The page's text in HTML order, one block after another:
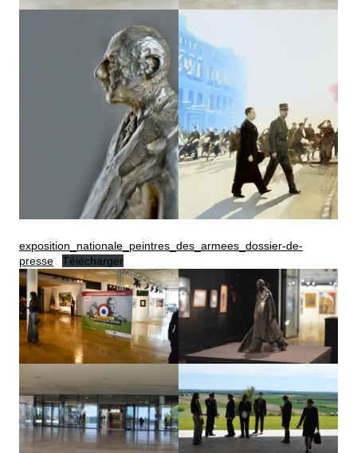
exposition_nationale_peintres_des_armees_dossier-de-
presse
Télécharger